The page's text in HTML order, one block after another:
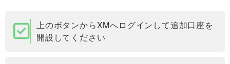
上のボタンからXMへログインして追加口座を
開設してください